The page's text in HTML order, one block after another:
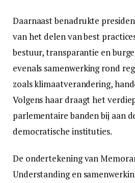
Daarnaast benadrukte
van het delen van best
bestuur, transparantie en
evenals samenwerking rond
zoals klimaatverandering,
Volgens haar draagt het
parlementaire banden bij aan
democratische instituties.
De ondertekening van
Understanding en